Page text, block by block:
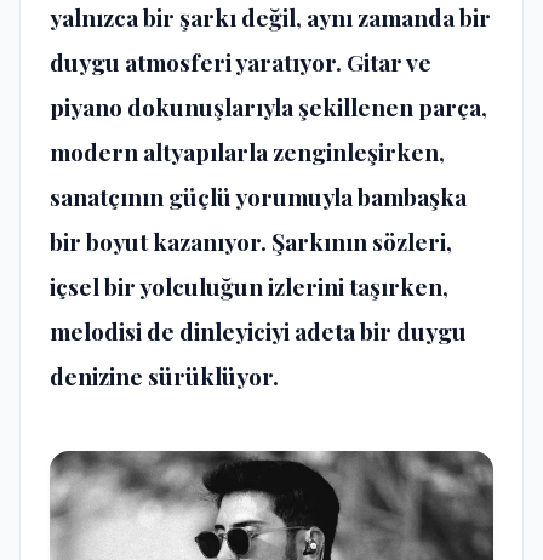
yalnızca bir şarkı değil, aynı zamanda bir
duygu atmosferi yaratıyor. Gitar ve
piyano dokunuşlarıyla şekillenen parça,
modern altyapılarla zenginleşirken,
sanatçının güçlü yorumuyla bambaşka
bir boyut kazanıyor. Şarkının sözleri,
içsel bir yolculuğun izlerini taşırken,
melodisi de dinleyiciyi adeta bir duygu
denizine sürüklüyor.